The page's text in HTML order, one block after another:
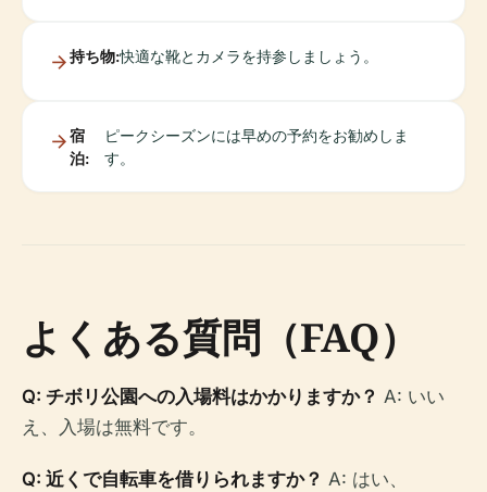
持ち物:快適な靴とカメラを持参しましょう。
宿
泊:
ピークシーズンには早めの予約をお勧めしま
す。
よくある質問（FAQ）
Q: チボリ公園への入場料はかかりますか？ A: いい
え、入場は無料です。
Q: 近くで自転車を借りられますか？ A: はい、